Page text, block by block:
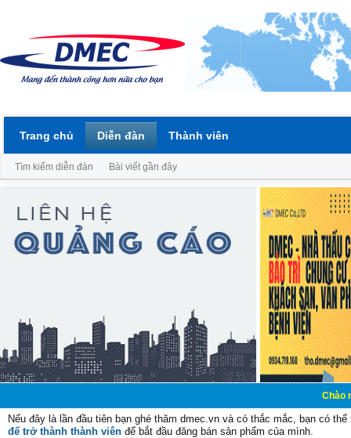
Chào mừng các
Nếu đây là lần đầu tiên bạn ghé thăm dmec.vn và có thắc mắc, bạn có
để trở thành thành viên để bắt đầu đăng bán sản phẩm của mình.
Trang chủ Diễn đàn
Tìm kiếm diễn đàn Bài viết gần đây
Thành viên